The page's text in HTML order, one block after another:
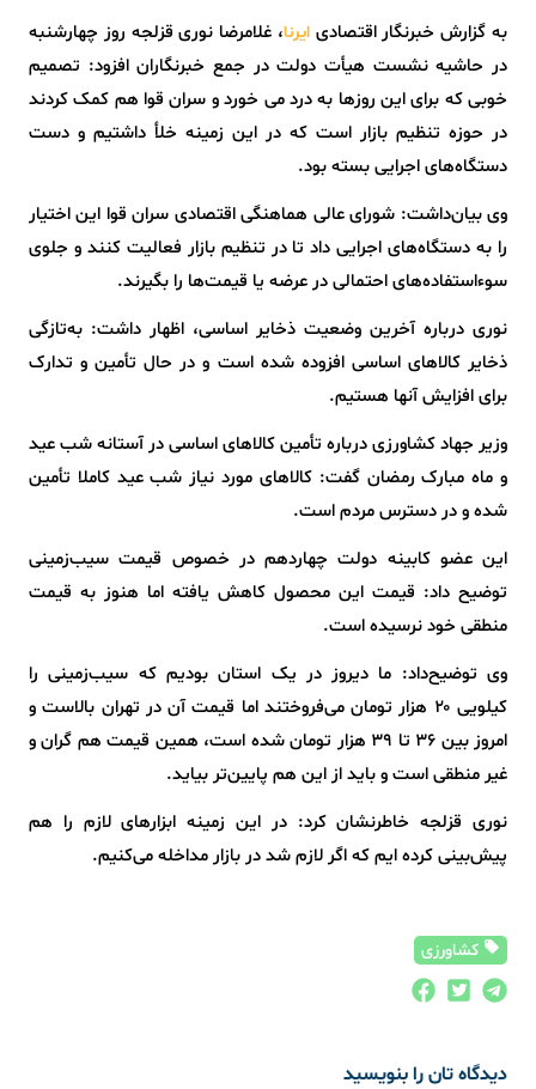
به گزارش خبرنگار اقتصادیایرنا، غلامرضا نوری قزلجه روز چهارشنبه
در حاشیه نشست هیأت دولت در جمع خبرنگاران افزود: تصمیم
خوبی که برای این روزها به درد می خورد و سران قوا هم کمک کردند
در حوزه تنظیم بازار است که در این زمینه خلأ داشتیم و دست
دستگاه‌های اجرایی بسته بود.
وی بیان‌داشت: شورای عالی هماهنگی اقتصادی سران قوا این اختیار
را به دستگاه‌های اجرایی داد تا در تنظیم بازار فعالیت کنند و جلوی
سوءاستفاده‌های احتمالی در عرضه یا قیمت‌ها را بگیرند.
نوری درباره آخرین وضعیت ذخایر اساسی، اظهار داشت: به‌تازگی
ذخایر کالاهای اساسی افزوده شده است و در حال تأمین و تدارک
برای افزایش آنها هستیم.
وزیر جهاد کشاورزی درباره تأمین کالاهای اساسی در آستانه شب عید
و ماه مبارک رمضان گفت: کالاهای مورد نیاز شب عید کاملا تأمین
شده و در دسترس مردم است.
این عضو کابینه دولت چهاردهم در خصوص قیمت سیب‌زمینی
توضیح داد: قیمت این محصول کاهش یافته اما هنوز به قیمت
منطقی خود نرسیده است.
وی توضیح‌داد: ما دیروز در یک استان بودیم که سیب‌زمینی را
کیلویی ۲۰ هزار تومان می‌فروختند اما قیمت آن در تهران بالاست و
امروز بین ۳۶ تا ۳۹ هزار تومان شده است، همین قیمت هم گران و
غیر منطقی است و باید از این هم پایین‌تر بیاید.
نوری قزلجه خاطرنشان کرد: در این زمینه ابزارهای لازم را هم
پیش‌بینی کرده ایم که اگر لازم شد در بازار مداخله می‌کنیم.
کشاورزی
دیدگاه تان را بنویسید